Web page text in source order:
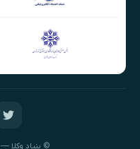
© بنیادِ